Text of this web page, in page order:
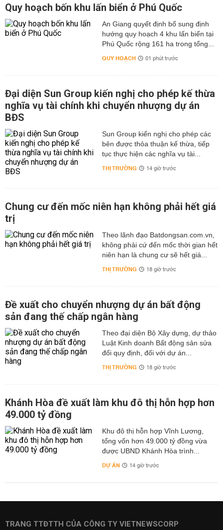
Quy hoạch bốn khu lấn biển ở Phú Quốc
An Giang quyết định bổ sung định
hướng quy hoạch 4 khu lấn biển tại
Phú Quốc rộng 161 ha trong tổng...
QUY HOẠCH 01 phút trước
Đại diện Sun Group kiến nghị cho phép kế thừa
nghĩa vụ tài chính khi chuyển nhượng dự án
BĐS
Sun Group kiến nghị cho phép các
bên được thỏa thuận kế thừa, tiếp
tục thực hiện các nghĩa vụ tài...
THỊ TRƯỜNG 14 giờ trước
Chung cư đến mốc niên hạn không phải hết giá
trị
Theo lãnh đạo Batdongsan.com.vn,
không phải cứ đến mốc thời gian hết
niên hạn là chung cư sẽ hết giá...
THỊ TRƯỜNG 18 giờ trước
Đề xuất cho chuyển nhượng dự án bất động
sản đang thế chấp ngân hàng
Theo đại diện Bộ Xây dựng, dự thảo
Luật Kinh doanh Bất động sản sửa
đổi quy định, đối với dự án...
THỊ TRƯỜNG 18 giờ trước
Khánh Hòa đề xuất làm khu đô thị hỗn hợp hơn
49.000 tỷ đồng
Khu đô thị hỗn hợp Vĩnh Lương,
tổng vốn hơn 49.000 tỷ đồng vừa
được UBND Khánh Hòa trình...
DỰ ÁN 14 giờ trước
TRANG TTĐTTH CỦA CÔNG TY VIETNEWSCORP